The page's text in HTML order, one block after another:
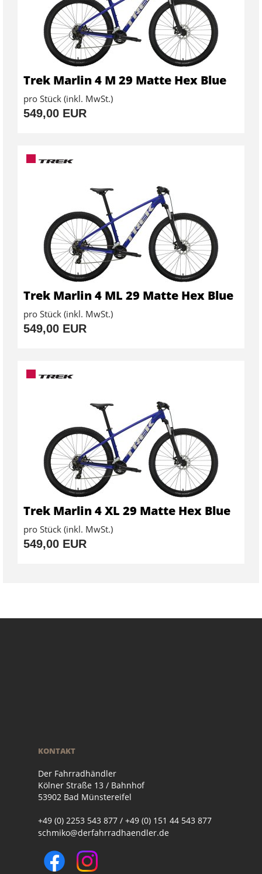
Trek Marlin 4 M 29 Matte Hex Blue
pro Stück (inkl. MwSt.)
549,00 EUR
Trek Marlin 4 ML 29 Matte Hex Blue
pro Stück (inkl. MwSt.)
549,00 EUR
Trek Marlin 4 XL 29 Matte Hex Blue
pro Stück (inkl. MwSt.)
549,00 EUR
KONTAKT
Der Fahrradhändler
Kölner Straße 13 / Bahnhof
53902 Bad Münstereifel
+49 (0) 2253 543 877 / +49 (0) 151 44 543 877
schmiko@derfahrradhaendler.de